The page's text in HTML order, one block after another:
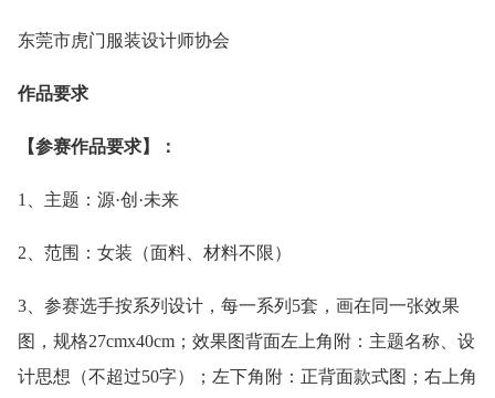
东莞市虎门服装设计师协会
作品要求
【参赛作品要求】：
1、主题：源·创·未来
2、范围：女装（面料、材料不限）
3、参赛选手按系列设计，每一系列5套，画在同一张效果
图，规格27cmx40cm；效果图背面左上角附：主题名称、设
计思想（不超过50字）；左下角附：正背面款式图；右上角